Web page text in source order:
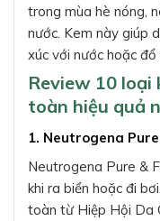
trong mùa hè nóng,
nước. Kem này giúp
xúc với nước hoặc đổ
Review 10 loại
toàn hiệu quả
1. Neutrogena
Neutrogena Pure &
khi ra biển hoặc đi
toàn từ Hiệp Hội Da